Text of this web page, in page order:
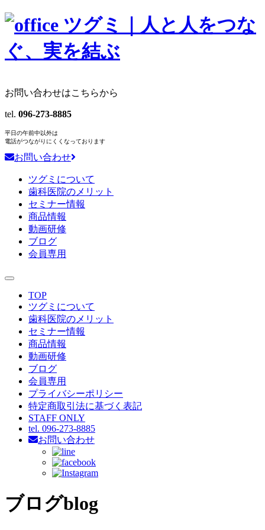
お問い合わせはこちらから
tel. 096-273-8885
平日の午前中以外は
電話がつながりにくくなっております
お問い合わせ
ツグミについて
歯科医院のメリット
セミナー情報
商品情報
動画研修
ブログ
会員専用
toggle
navigation
TOP
ツグミについて
歯科医院のメリット
セミナー情報
商品情報
動画研修
ブログ
会員専用
プライバシーポリシー
特定商取引法に基づく表記
STAFF ONLY
tel. 096-273-8885
お問い合わせ
ブログblog